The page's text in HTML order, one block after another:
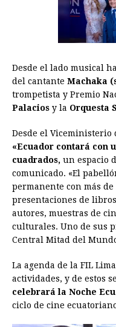
Desde el lado musical
del cantante Machaka
trompetista y Premio
Palacios y la Orquesta
Desde el
«Ecuador contará con
cuadrados, un espacio
comunicado. «El
permanente con más
presentaciones de
autores, muestras de
culturales. Uno de sus
Central Mitad del
La agenda de la FIL
actividades, y de estos
celebrará la Noche
ciclo de cine